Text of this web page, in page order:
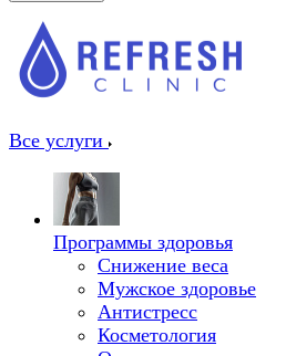
Все услуги
Программы здоровья
Снижение веса
Мужское здоровье
Антистресс
Косметология